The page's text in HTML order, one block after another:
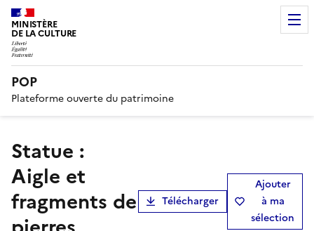
MINISTÈRE
DE LA CULTURE
POP
Plateforme ouverte du patrimoine
statue :
Aigle et
fragments de
Télécharger
Ajouter
à ma
sélection